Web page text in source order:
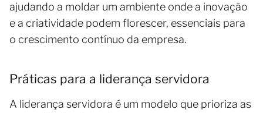
ajudando a moldar um ambiente onde a inovação
e a criatividade podem florescer, essenciais para
o crescimento contínuo da empresa.
Práticas para a liderança servidora
A liderança servidora é um modelo que prioriza as